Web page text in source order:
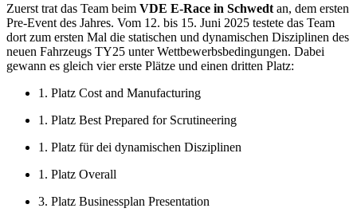
Zuerst trat das Team beim VDE E-Race in Schwedt an, dem ersten
Pre-Event des Jahres. Vom 12. bis 15. Juni 2025 testete das Team
dort zum ersten Mal die statischen und dynamischen Disziplinen des
neuen Fahrzeugs TY25 unter Wettbewerbsbedingungen. Dabei
gewann es gleich vier erste Plätze und einen dritten Platz:
1. Platz Cost and Manufacturing
1. Platz Best Prepared for Scrutineering
1. Platz für dei dynamischen Disziplinen
1. Platz Overall
3. Platz Businessplan Presentation